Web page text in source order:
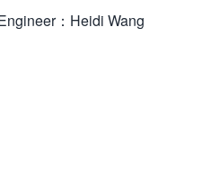
：Heidi Wang